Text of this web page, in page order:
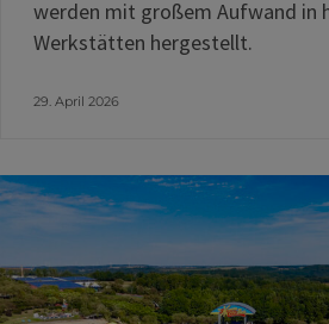
werden mit großem Aufwand in
Werkstätten hergestellt.
29. April 2026